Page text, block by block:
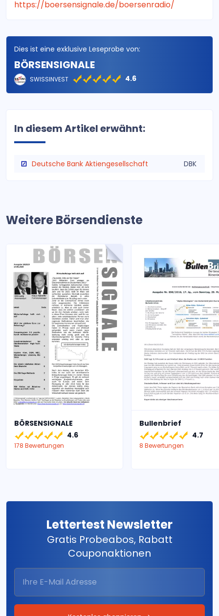
https://boersensignale.de/boersenradio/
Dies ist eine exklusive Leseprobe von:
BÖRSENSIGNALE
SWISSINVEST 4.6
In diesem Artikel erwähnt:
Deutsche Bank Aktiengesellschaft DBK
Weitere Börsendienste
BÖRSENSIGNALE
4.6
178 Bewertungen
Bullenbrief
4.7
8 Bewertungen
Lettertest Newsletter
Gratis Probeabos, Rabatt
Couponaktionen